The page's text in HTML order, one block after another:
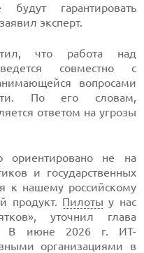
гарантировать
эксперт.
что работа над
совместно с
вопросами
По его словам,
ответом на угрозы
ориентировано не на
и государственных
к нашему российскому
продукт. Пилоты у нас
уточнил глава
В июне 2026 г. ИТ-
организациями в